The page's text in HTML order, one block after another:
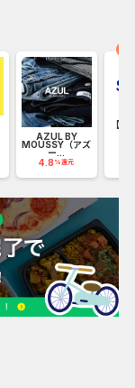
AZUL BY
MOUSSY（アズ
ー...
4.8 %還元
【リ